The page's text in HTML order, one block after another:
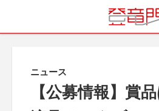
ニュース
【公募情報】賞